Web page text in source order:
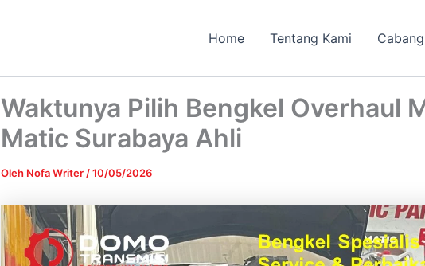
Home Tentang Kami Cabang
Waktunya Pilih Bengkel Overhaul
Matic Surabaya Ahli
Oleh Nofa Writer /10/05/2026